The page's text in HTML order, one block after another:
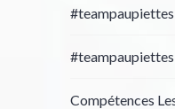
Compétences